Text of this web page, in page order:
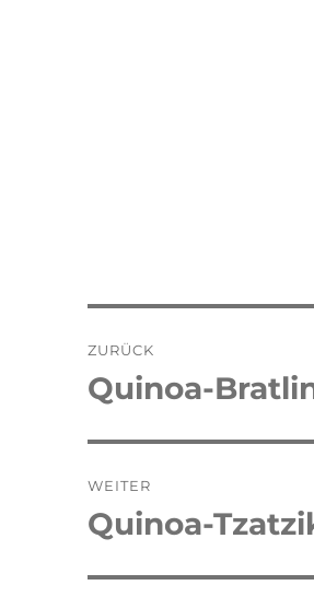
ZURÜCK
Vorheriger
Quinoa-
WEITER
Nächster
Quinoa-